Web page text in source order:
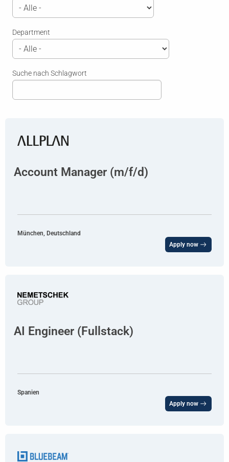
Department
Suche nach Schlagwort
Account Manager (m/f/d)
München, Deutschland
Apply now
AI Engineer (Fullstack)
Spanien
Apply now